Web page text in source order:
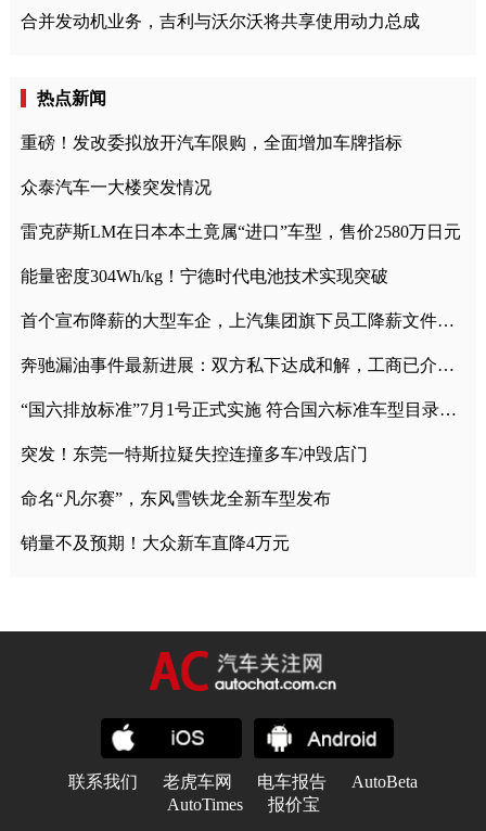
合并发动机业务，吉利与沃尔沃将共享使用动力总成
热点新闻
重磅！发改委拟放开汽车限购，全面增加车牌指标
众泰汽车一大楼突发情况
雷克萨斯LM在日本本土竟属“进口”车型，售价2580万日元
能量密度304Wh/kg！宁德时代电池技术实现突破
首个宣布降薪的大型车企，上汽集团旗下员工降薪文件曝光
奔驰漏油事件最新进展：双方私下达成和解，工商已介入调查
“国六排放标准”7月1号正式实施 符合国六标准车型目录一览
突发！东莞一特斯拉疑失控连撞多车冲毁店门
命名“凡尔赛”，东风雪铁龙全新车型发布
销量不及预期！大众新车直降4万元
联系我们 老虎车网 电车报告
AutoBeta
AutoTimes
报价宝